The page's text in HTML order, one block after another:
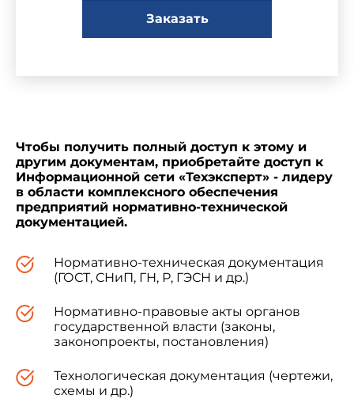
Заказать
Чтобы получить полный доступ к этому и
другим документам, приобретайте доступ к
Информационной сети «Техэксперт» - лидеру
в области комплексного обеспечения
предприятий нормативно-технической
документацией.
Нормативно-техническая документация
(ГОСТ, СНиП, ГН, Р, ГЭСН и др.)
Нормативно-правовые акты органов
государственной власти (законы,
законопроекты, постановления)
Технологическая документация (чертежи,
схемы и др.)